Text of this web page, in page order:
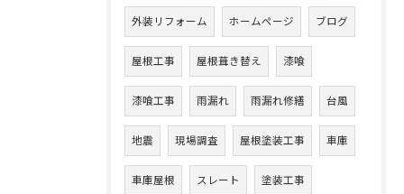
外装リフォーム ホームページ ブログ
屋根工事 屋根葺き替え 漆喰
漆喰工事 雨漏れ 雨漏れ修繕 台風
地震 現場調査 屋根塗装工事 車庫
車庫屋根 スレート 塗装工事